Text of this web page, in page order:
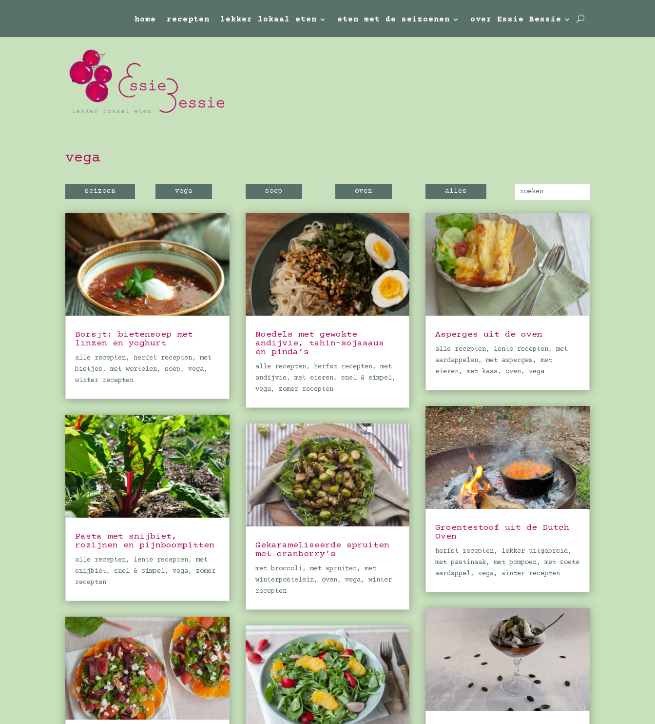
home recepten lekker lokaal eten eten met de seizoenen over Essie Bessie
vega
seizoen vega soep oven alles
Borsjt: bietensoep met
linzen en yoghurt
alle recepten, herfst recepten,met
bietjes,met wortelen, soep,vega,
winter recepten
Pasta met snijbiet,
rozijnen en pijnboompitten
alle recepten, lente recepten,met
snijbiet, snel & simpel,vega, zomer
recepten
Noedels met gewokte
andijvie, tahin-sojasaus
en pinda’s
alle recepten, herfst recepten, met
andijvie, met eieren, snel & simpel,
vega, zomer recepten
Gekarameliseerde spruiten
met cranberry’s
met broccoli, met spruiten, met
winterpostelein, oven, vega, winter
recepten
Asperges uit de oven
alle recepten, lente recepten, met
aardappelen, met asperges, met
eieren, met kaas, oven, vega
Groentestoof uit de Dutch
Oven
herfst recepten, lekker uitgebreid,
met pastinaak, met pompoen, met zoete
aardappel, vega, winter recepten